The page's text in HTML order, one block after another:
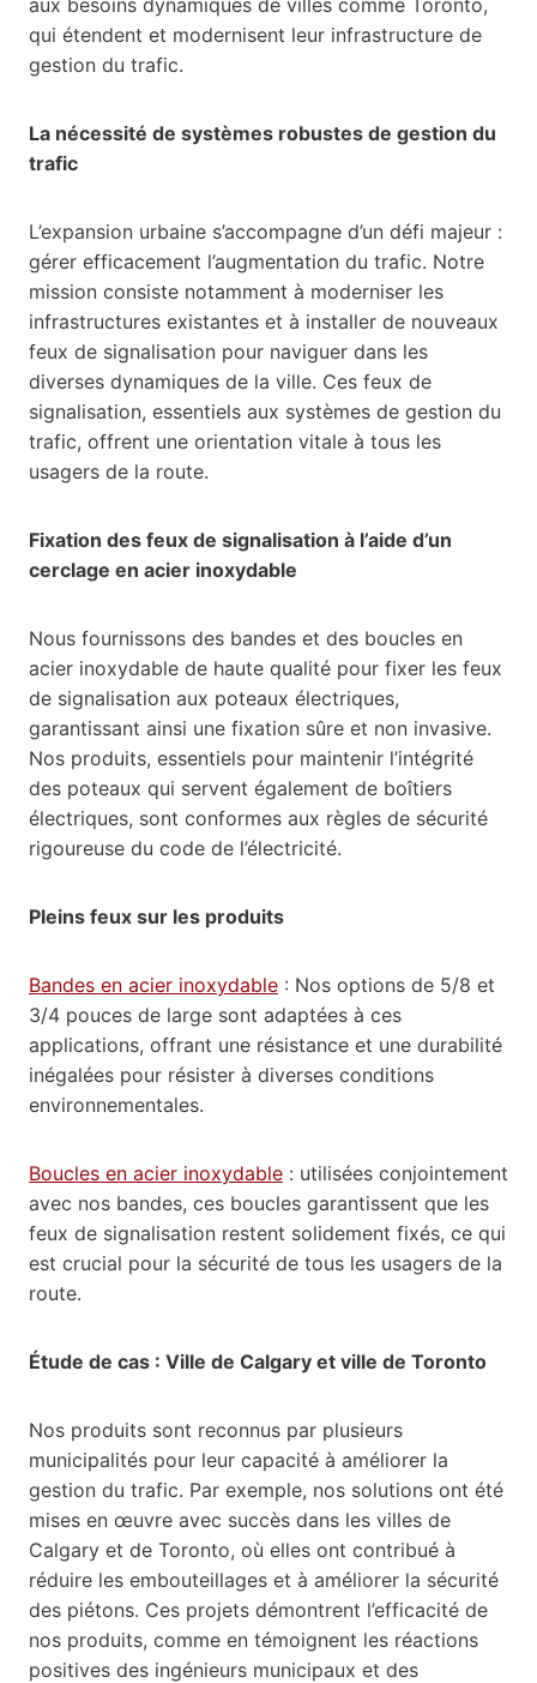
qui étendent et modernisent leur infrastructure de
gestion du trafic.
La nécessité de systèmes robustes de gestion du
trafic
L’expansion urbaine s’accompagne d’un défi majeur :
gérer efficacement l’augmentation du trafic. Notre
mission consiste notamment à moderniser les
infrastructures existantes et à installer de nouveaux
feux de signalisation pour naviguer dans les
diverses dynamiques de la ville. Ces feux de
signalisation, essentiels aux systèmes de gestion du
trafic, offrent une orientation vitale à tous les
usagers de la route.
Fixation des feux de signalisation à l’aide d’un
cerclage en acier inoxydable
Nous fournissons des bandes et des boucles en
acier inoxydable de haute qualité pour fixer les feux
de signalisation aux poteaux électriques,
garantissant ainsi une fixation sûre et non invasive.
Nos produits, essentiels pour maintenir l’intégrité
des poteaux qui servent également de boîtiers
électriques, sont conformes aux règles de sécurité
rigoureuse du code de l’électricité.
Pleins feux sur les produits
Bandes en acier inoxydable : Nos options de 5/8 et
3/4 pouces de large sont adaptées à ces
applications, offrant une résistance et une durabilité
inégalées pour résister à diverses conditions
environnementales.
Boucles en acier inoxydable : utilisées conjointement
avec nos bandes, ces boucles garantissent que les
feux de signalisation restent solidement fixés, ce qui
est crucial pour la sécurité de tous les usagers de la
route.
Étude de cas : Ville de Calgary et ville de Toronto
Nos produits sont reconnus par plusieurs
municipalités pour leur capacité à améliorer la
gestion du trafic. Par exemple, nos solutions ont été
mises en œuvre avec succès dans les villes de
Calgary et de Toronto, où elles ont contribué à
réduire les embouteillages et à améliorer la sécurité
des piétons. Ces projets démontrent l’efficacité de
nos produits, comme en témoignent les réactions
positives des ingénieurs municipaux et des